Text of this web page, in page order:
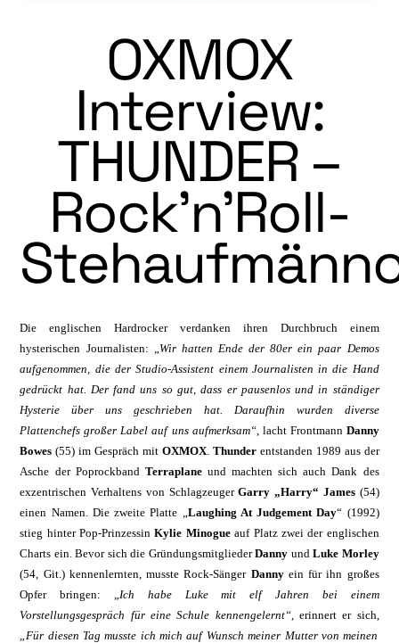
OXMOX
Interview:
THUNDER –
Rock’n’Roll-
Die englischen Hardrocker verdanken ihren Durchbruch einem
hysterischen Journalisten: „ Wir hatten Ende der 80er ein paar Demos
aufgenommen, die der Studio-Assistent einem Journalisten in die Hand
gedrückt hat. Der fand uns so gut, dass er pausenlos und in ständiger
Hysterie über uns geschrieben hat. Daraufhin wurden diverse
Plattenchefs großer Label auf uns aufmerksam“, lacht Frontmann Danny
Bowes (55) im Gespräch mit OXMOX Thunder entstanden 1989 aus der
Asche der Poprockband Terraplaneund machten sich auch Dank des
exzentrischen Verhaltens von SchlagzeugerGarry „Harry“ James (54)
einen Namen. Die zweite Platte „ Laughing At Judgement Day“ (1992)
stieg hinter Pop-PrinzessinKylie Minogueauf Platz zwei der englischen
Charts ein. Bevor sich die Gründungs­mitgliederDanny undLuke Morley
(54, Git.) kennenlernten, musste Rock-Sänger Danny ein für ihn großes
Opfer bringen: „ Ich habe Luke mit elf Jahren bei einem
Vorstellungsgespräch für eine Schule kennen­gelernt“, erinnert er sich,
„Für diesen Tag musste ich mich auf Wunsch meiner Mutter von meinen